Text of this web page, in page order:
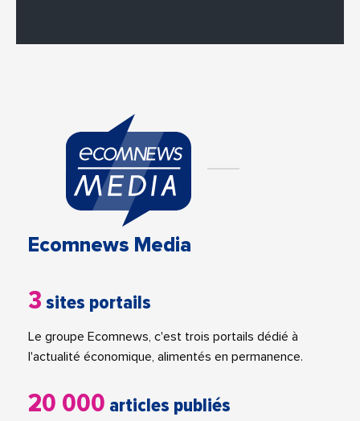
Ecomnews Media
3 sites portails
Le groupe Ecomnews, c'est trois portails dédié à
l'actualité économique, alimentés en permanence.
20 000 articles publiés